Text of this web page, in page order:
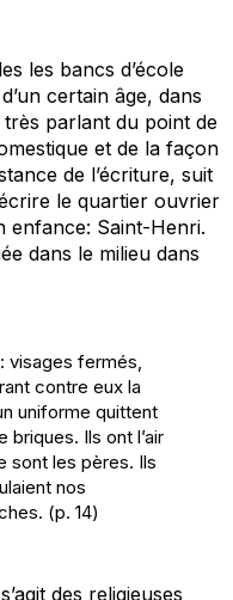
les bancs d’école
certain âge, dans
très parlant du point de
et de la façon
de l’écriture, suit
le quartier ouvrier
enfance: Saint-Henri.
dans le milieu dans
visages fermés,
contre eux la
uniforme quittent
briques. Ils ont l’air
sont les pères. Ils
nos
(p. 14)
des religieuses